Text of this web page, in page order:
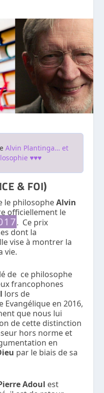
Alvin Plantinga… et
♥♥♥
& FOI)
le philosopheAlvin
officiellement le
. Ce prix
dont la
vise à montrer la
vie.
de ce philosophe
francophones
lors de
en 2016,
que nous lui
de cette distinction
hors norme et
en
par le biais de sa
Adoul est